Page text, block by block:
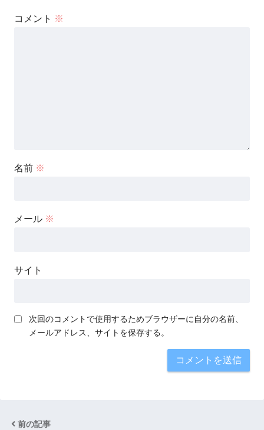
コメント ※
名前 ※
メール ※
サイト
次回のコメントで使用するためブラウザーに自分の名前、
メールアドレス、サイトを保存する。
前の記事